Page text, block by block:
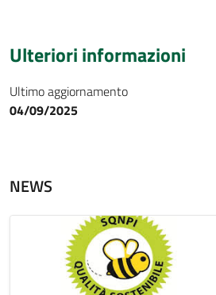
Ulteriori informazioni
Ultimo aggiornamento
04/09/2025
NEWS